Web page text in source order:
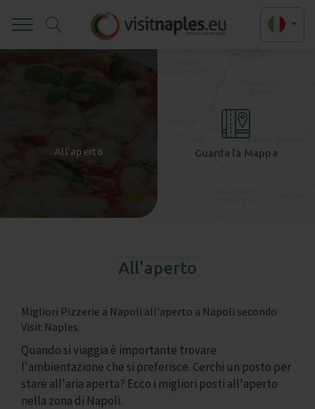
All'aperto Guarda la Mappa
All'aperto
Migliori Pizzerie a Napoli all'aperto a Napoli secondo
Visit Naples.
Quando si viaggia è importante trovare
l'ambientazione che si preferisce. Cerchi un posto per
stare all'aria aperta? Ecco i migliori posti all'aperto
nella zona di Napoli.